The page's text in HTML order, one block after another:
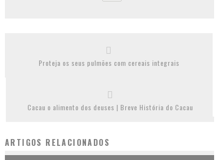
Proteja os seus pulmões com cereais integrais
Cacau o alimento dos deuses | Breve História do Cacau
ARTIGOS RELACIONADOS